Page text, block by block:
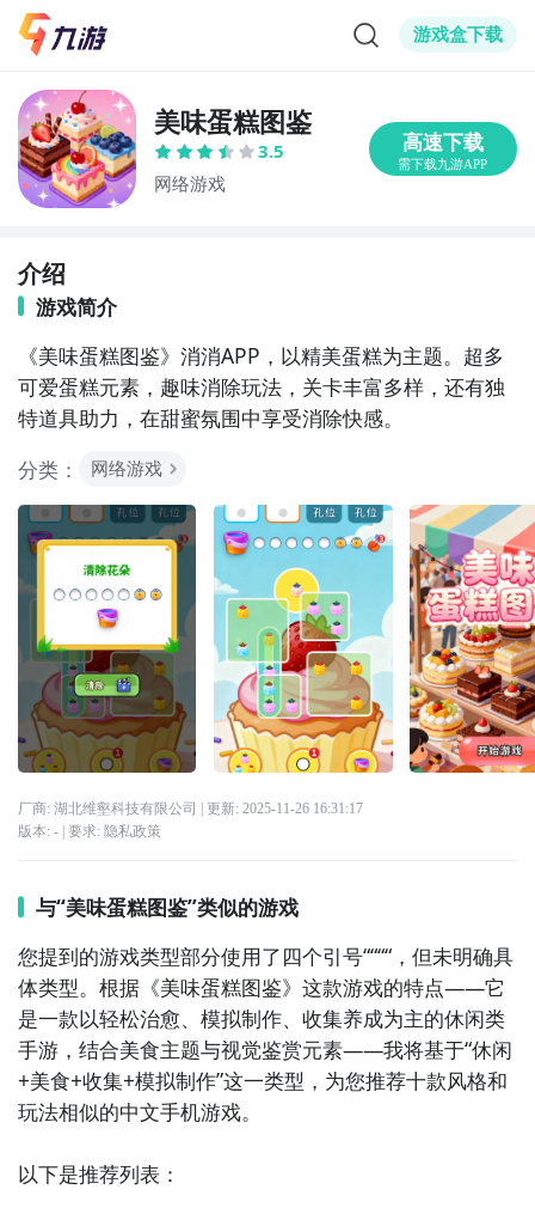
游戏盒下载
美味蛋糕图鉴
3.5
网络游戏
介绍
游戏简介
《美味蛋糕图鉴》消消APP，以精美蛋糕为主题。超多
可爱蛋糕元素，趣味消除玩法，关卡丰富多样，还有独
特道具助力，在甜蜜氛围中享受消除快感。
分类：
网络游戏
厂商: 湖北维壑科技有限公司 | 更新: 2025-11-26 16:31:17
版本: -| 要求: 隐私政策
与“美味蛋糕图鉴”类似的游戏
您提到的游戏类型部分使用了四个引号““““，但未明确具
体类型。根据《美味蛋糕图鉴》这款游戏的特点——它
是一款以轻松治愈、模拟制作、收集养成为主的休闲类
手游，结合美食主题与视觉鉴赏元素——我将基于“休闲
+美食+收集+模拟制作”这一类型，为您推荐十款风格和
玩法相似的中文手机游戏。
以下是推荐列表：